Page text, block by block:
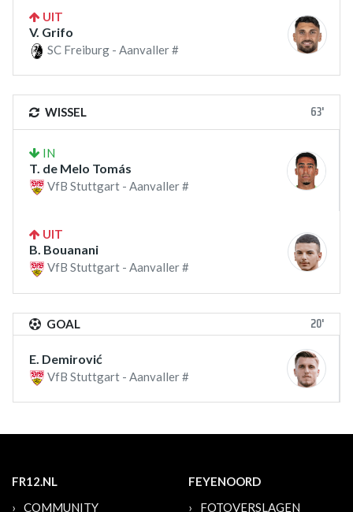
UIT
V. Grifo
SC Freiburg - Aanvaller #
WISSEL 63'
IN
T. de Melo Tomás
VfB Stuttgart - Aanvaller #
UIT
B. Bouanani
VfB Stuttgart - Aanvaller #
GOAL 20'
E. Demirović
VfB Stuttgart - Aanvaller #
FR12.NL
COMMUNITY
FEYENOORD
FOTOVERSLAGEN